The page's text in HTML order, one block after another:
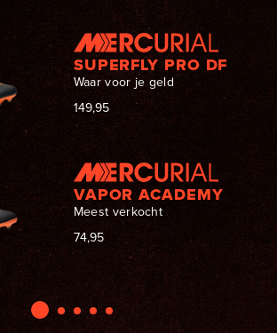
SUPERFLY PRO DF
Waar voor je geld
149,95
VAPOR ACADEMY
Meest verkocht
74,95